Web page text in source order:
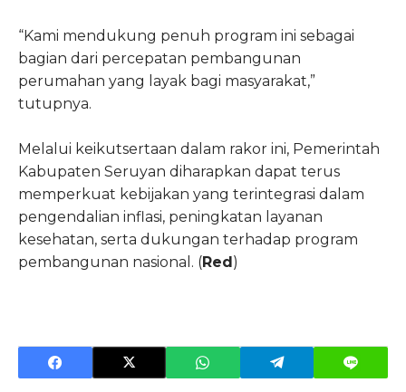
“Kami mendukung penuh program ini sebagai
bagian dari percepatan pembangunan
perumahan yang layak bagi masyarakat,”
tutupnya.
Melalui keikutsertaan dalam rakor ini, Pemerintah
Kabupaten Seruyan diharapkan dapat terus
memperkuat kebijakan yang terintegrasi dalam
pengendalian inflasi, peningkatan layanan
kesehatan, serta dukungan terhadap program
pembangunan nasional. (Red)